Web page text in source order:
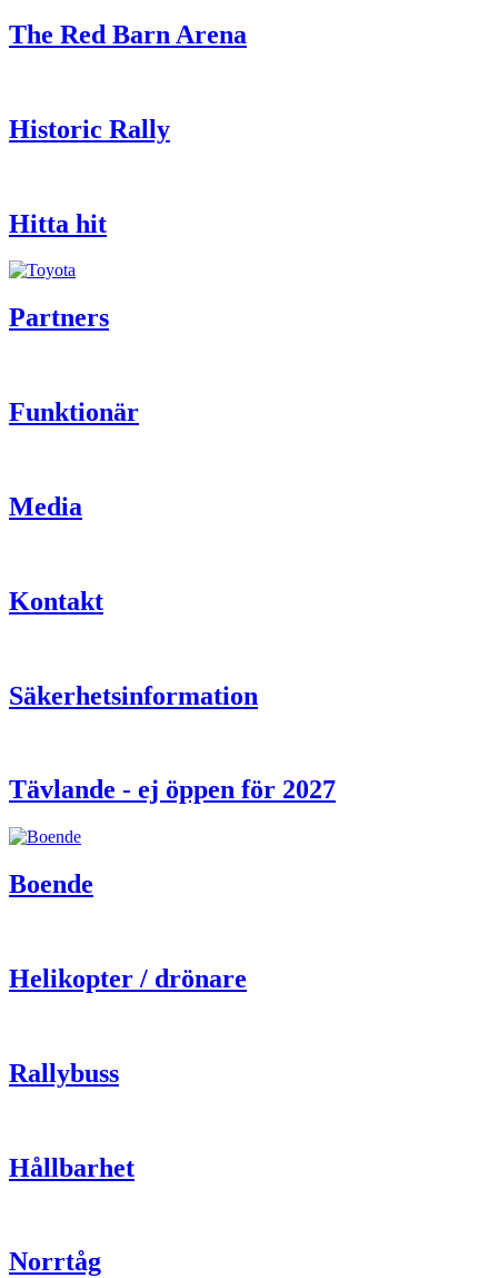
The Red Barn Arena
Historic Rally
Hitta hit
Partners
Funktionär
Media
Kontakt
Säkerhetsinformation
Tävlande - ej öppen för 2027
Boende
Helikopter / drönare
Rallybuss
Hållbarhet
Norrtåg